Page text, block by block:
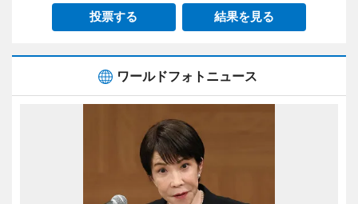
投票する 結果を見る
ワールドフォトニュース